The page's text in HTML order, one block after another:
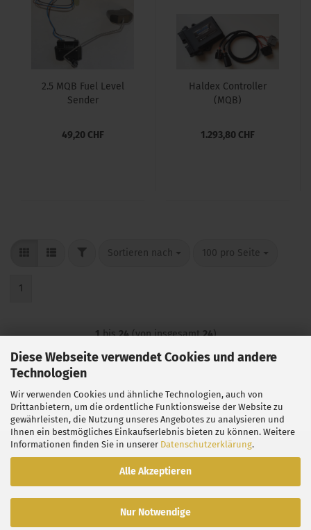
Diese Webseite verwendet Cookies und andere
Technologien
Wir verwenden Cookies und ähnliche Technologien, auch von
Drittanbietern, um die ordentliche Funktionsweise der Website zu
gewährleisten, die Nutzung unseres Angebotes zu analysieren und
Ihnen ein bestmögliches Einkaufserlebnis bieten zu können. Weitere
Informationen finden Sie in unserer Datenschutzerklärung.
Alle Akzeptieren
Nur Notwendige
2.5 MQB Fuel Level
Sender
49,20 CHF
Haldex Controller
(MQB)
1.293,80 CHF
FILTERSortieren nach
Sortieren nach 100 pro Seite
pro Seite
1
1bis24(von insgesamt24)
Versand- & Zahlungsbedingungen
Rücknahme
Kontakt
Cookie Einstellungen